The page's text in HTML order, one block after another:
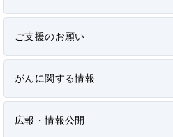
ご支援のお願い
がんに関する情報
広報・情報公開